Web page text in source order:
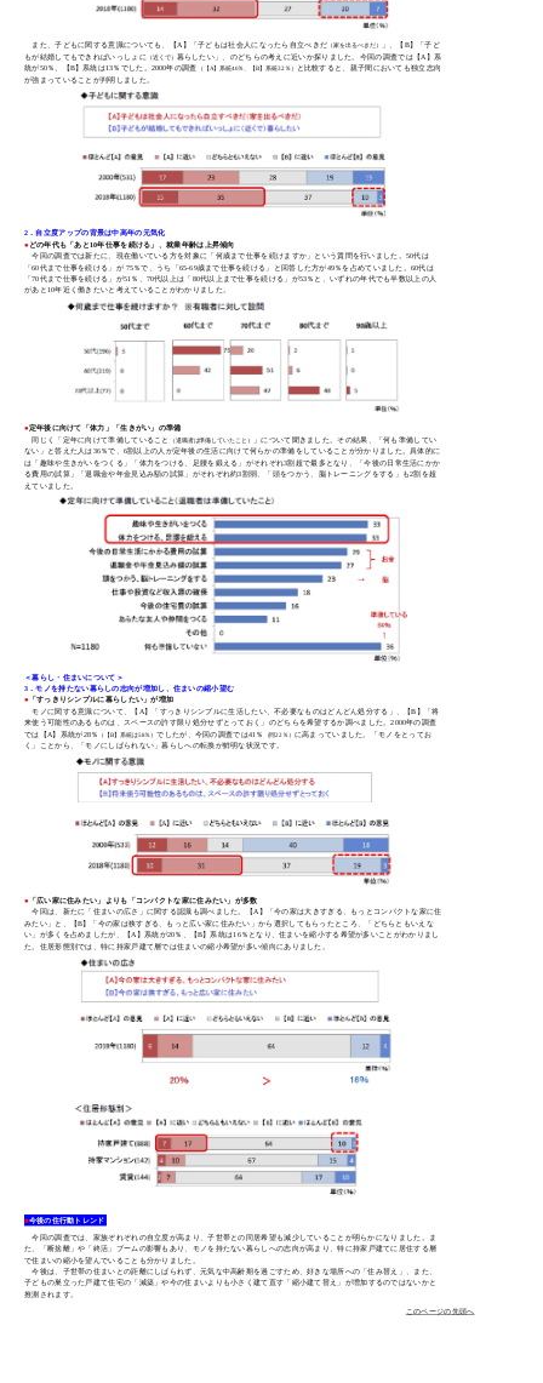
また、子どもに関する意識についても、【A】「子どもは社会人になったら自立べきだ （家を出るべきだ）
」、【B】「子ど
もが結婚してもできればいっしょに
（近くで） 暮らしたい」、のどちらの考えに近いか探りました。今回の調査では【A】系
統が50％、【B】系統は13％でした。2000年の調査
（【A】系統40％、【B】系統32％）
と比較すると、親子間においても独立志向
が強まっていることが判明しました。
2．自立度アップの背景は中高年の元気化
● どの年代も「あと10年仕事を続ける」、就業年齢は上昇傾向
今回の調査では新たに、現在働いている方を対象に「何歳まで仕事を続けますか」という質問を行いました。50代は
「60代まで仕事を続ける」が 75％で、うち「65-69歳まで仕事を続ける」と回答した方が49％を占めていました。60代は
「70代まで仕事を続ける」が51％、70代以上は「80代以上まで仕事を続ける」が53％と、いずれの年代でも半数以上の人
があと10年近く働きたいと考えていることがわかりました。
●定年後に向けて「体力」「生きがい」の準備
同じく「定年に向けて準備していること
（退職者は準備していたこと）
」について聞きました。その結果、「何も準備してい
ない」と答えた人は36％で、6割以上の人が定年後の生活に向けて何らかの準備をしていることが分かりました。具体的に
は「趣味や生きがいをつくる」「体力をつける、足腰を鍛える」がそれぞれ3割超で最多となり、「今後の日常生活にかか
る費用の試算」「退職金や年金見込み額の試算」がそれぞれ約3割弱、「頭をつかう、脳トレーニングをする」も2割を超
えていました。
＜暮らし・住まいについて＞
3．モノを持たない暮らしの志向が増加し、住まいの縮小望む
● 「すっきりシンプルに暮らしたい」が増加
モノに関する意識について、【A】「すっきりシンプルに生活したい、不必要なものはどんどん処分する」、【B】「将
来使う可能性のあるものは、スペースの許す限り処分せずとっておく」のどちらを希望するか調べました。2000年の調査
では【A】系統が28％
（【B】系統は58％）でしたが、今回の調査では41％ （同22％） に高まっていました。「モノをとってお
く」ことから、「モノにしばられない」暮らしへの転換が鮮明な状況です。
● 「広い家に住みたい」よりも「コンパクトな家に住みたい」が多数
今回は、新たに「住まいの広さ」に関する認識も調べました。【A】「今の家は大きすぎる、もっとコンパクトな家に住
みたい」と、【B】「今の家は狭すぎる、もっと広い家に住みたい」から選択してもらったところ、「どちらともいえな
い」が多くを占めましたが、【A】系統が20％、【B】系統は16％となり、住まいを縮小する希望が多いことがわかりまし
た。住居形態別では、特に持家戸建て層では住まいの縮小希望が多い傾向にありました。
■今後の住行動トレンド
今回の調査では、家族ぞれぞれの自立度が高まり、子世帯との同居希望も減少していることが明らかになりました。ま
た、「断捨離」や「終活」ブームの影響もあり、モノを持たない暮らしへの志向が高まり、特に持家戸建てに居住する層
で住まいの縮小を望んでいることも分かりました。
今後は、子世帯の住まいとの距離にしばられず、元気な中高齢期を過ごすため、好きな場所への「住み替え」、また、
子どもの巣立った戸建て住宅の「減築」や今の住まいよりも小さく建て直す「縮小建て替え」が増加するのではないかと
推測されます。
このページの先頭へ